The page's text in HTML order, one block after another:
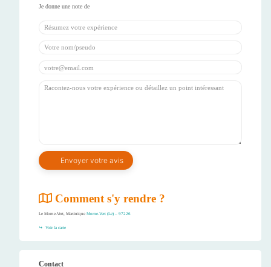
Comment s'y rendre ?
Le Morne-Vert, Martinique Morne-Vert (Le) – 97226
Voir la carte
Contact